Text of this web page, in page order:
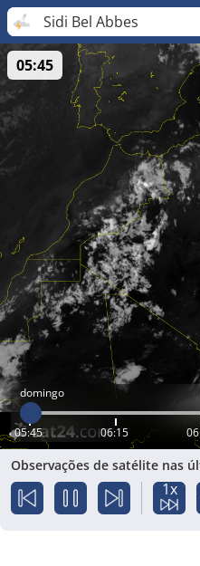
Sidi Bel Abbes
domingo
05:45 06:15
05:45
Observações de satélite nas
1x